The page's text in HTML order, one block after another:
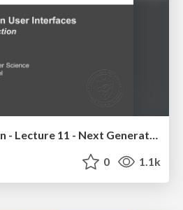
Human-AI Interaction - Lecture 11 - Next Generation User Interfaces (4018166FNR)
0 1.1k